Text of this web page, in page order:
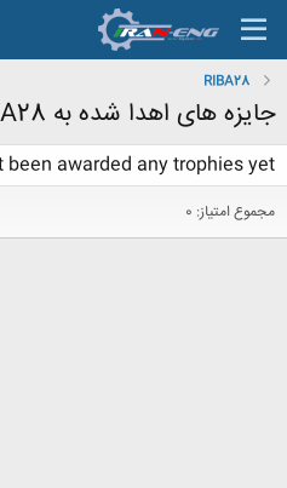
RIBA28
جایزه های اهدا شده به RIBA28
been awarded any trophies yet.
مجموع امتیاز: 0